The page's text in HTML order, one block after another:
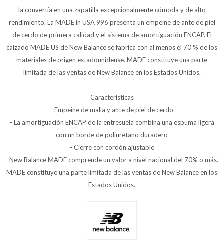
la convertía en una zapatilla excepcionalmente cómoda y de alto
rendimiento. La MADE in USA 996 presenta un empeine de ante de piel
de cerdo de primera calidad y el sistema de amortiguación ENCAP. El
calzado MADE US de New Balance se fabrica con al menos el 70 % de los
materiales de origen estadounidense. MADE constituye una parte
limitada de las ventas de New Balance en los Estados Unidos.
Características
- Empeine de malla y ante de piel de cerdo
- La amortiguación ENCAP de la entresuela combina una espuma ligera
con un borde de poliuretano duradero
- Cierre con cordón ajustable
- New Balance MADE comprende un valor a nivel nacional del 70% o más.
MADE constituye una parte limitada de las ventas de New Balance en los
Estados Unidos.